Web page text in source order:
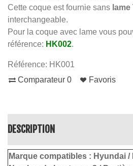
Cette coque est fournie sans
interchangeable.
Pour la coque avec lame vous
référence: HK002.
Référence: HK001
Comparateur 0 Favoris
DESCRIPTION
Marque compatibles : Hyundai /